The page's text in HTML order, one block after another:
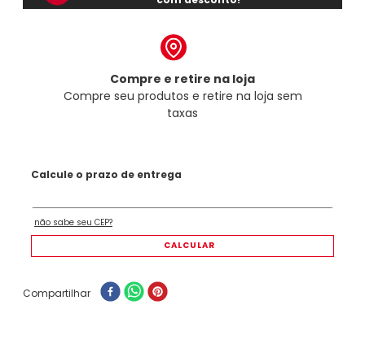
Compre e retire na loja
Compre seu produtos e retire na loja sem
taxas
Compartilhar